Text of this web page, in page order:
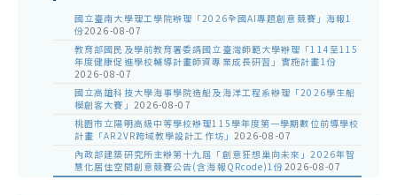
國立臺南大學理工學院辦理「2026全國AI專題創意競賽」海報1
份2026-08-07
教育部國民及學前教育署委請國立臺灣師範大學辦理「114至115
年度健康促進學校輔導計畫師資專業成長研習」實施計畫1份
2026-08-07
國立高雄科技大學海事學院造船及海洋工程系辦理「2026學生船
模創客大賽」 2026-08-07
桃園市立陽明高級中等學校辦理115學年度第一學期數位前導學校
計畫「AR2VR跨域教學設計工作坊」 2026-08-07
內政部建築研究所主辦第十九屆「創意狂想巢向未來」2026年智
慧化居住空間創意競賽公告(含海報QRcode)1份2026-08-07